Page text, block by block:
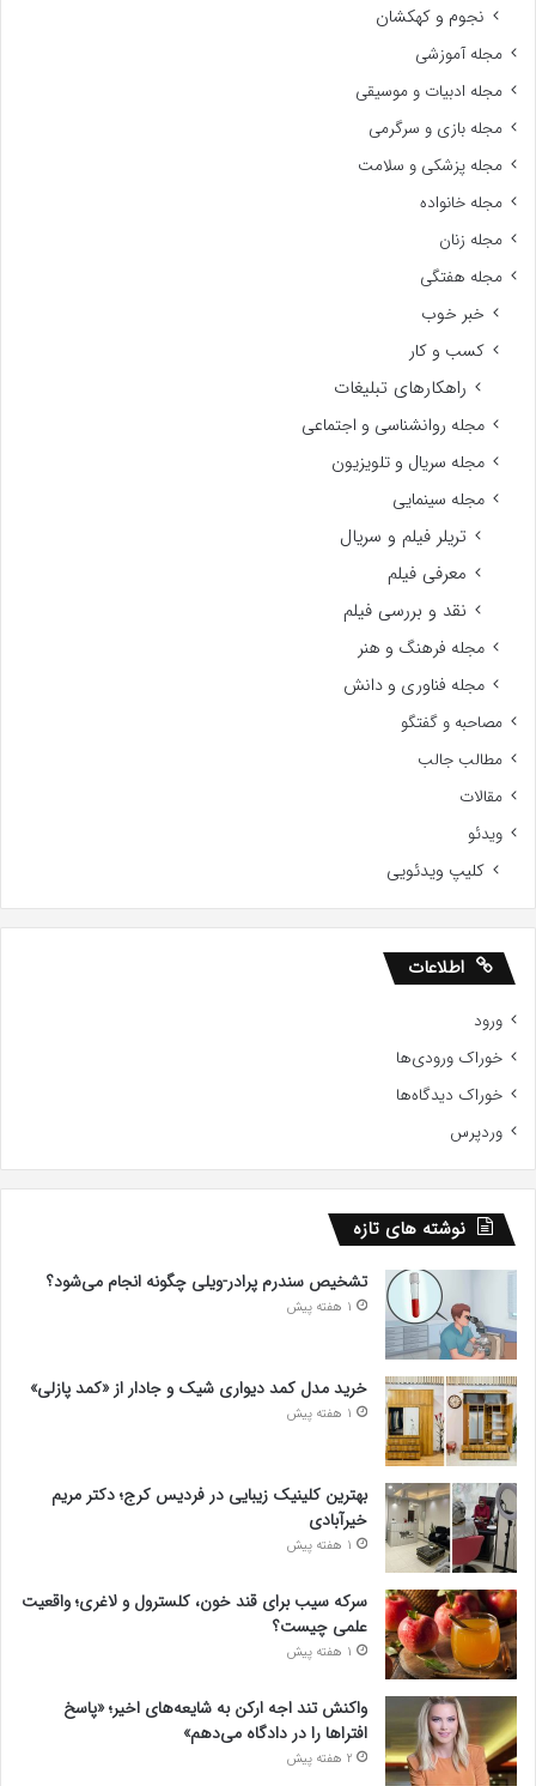
نجوم و کهکشان
مجله آموزشی
مجله ادبیات و موسیقی
مجله بازی و سرگرمی
مجله پزشکی و سلامت
مجله خانواده
مجله زنان
مجله هفتگی
خبر خوب
کسب و کار
راهکارهای تبلیغات
مجله روانشناسی و اجتماعی
مجله سریال و تلویزیون
مجله سینمایی
تریلر فیلم و سریال
معرفی فیلم
نقد و بررسی فیلم
مجله فرهنگ و هنر
مجله فناوری و دانش
مصاحبه و گفتگو
مطالب جالب
مقالات
ویدئو
کلیپ ویدئویی
اطلاعات
ورود
خوراک ورودی‌ها
خوراک دیدگاه‌ها
وردپرس
نوشته های تازه
تشخیص سندرم پرادر-ویلی چگونه انجام می‌شود؟
1 هفته پیش
خرید مدل کمد دیواری شیک و جادار از «کمد پازلی»
1 هفته پیش
بهترین کلینیک زیبایی در فردیس کرج؛ دکتر مریم
خیرآبادی
1 هفته پیش
سرکه سیب برای قند خون، کلسترول و لاغری؛ واقعیت
علمی چیست؟
1 هفته پیش
واکنش تند اجه ارکن به شایعه‌های اخیر؛ «پاسخ
افتراها را در دادگاه می‌دهم»
2 هفته پیش